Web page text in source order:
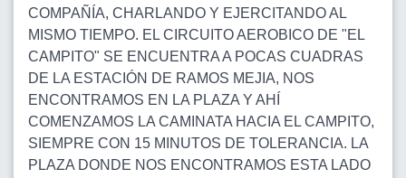
COMPAÑÍA, CHARLANDO Y EJERCITANDO AL
MISMO TIEMPO. EL CIRCUITO AEROBICO DE "EL
CAMPITO" SE ENCUENTRA A POCAS CUADRAS
DE LA ESTACIÓN DE RAMOS MEJIA, NOS
ENCONTRAMOS EN LA PLAZA Y AHÍ
COMENZAMOS LA CAMINATA HACIA EL CAMPITO,
SIEMPRE CON 15 MINUTOS DE TOLERANCIA. LA
PLAZA DONDE NOS ENCONTRAMOS ESTA LADO